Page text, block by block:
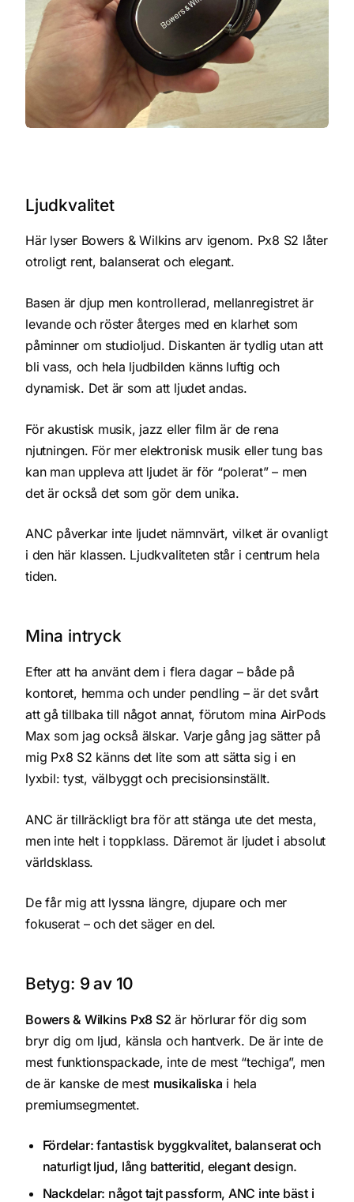
Ljudkvalitet
Här lyser Bowers & Wilkins arv igenom. Px8 S2 låter
otroligt rent, balanserat och elegant.
Basen är djup men kontrollerad, mellanregistret är
levande och röster återges med en klarhet som
påminner om studioljud. Diskanten är tydlig utan att
bli vass, och hela ljudbilden känns luftig och
dynamisk. Det är som att ljudet andas.
För akustisk musik, jazz eller film är de rena
njutningen. För mer elektronisk musik eller tung bas
kan man uppleva att ljudet är för “polerat” – men
det är också det som gör dem unika.
ANC påverkar inte ljudet nämnvärt, vilket är ovanligt
i den här klassen. Ljudkvaliteten står i centrum hela
tiden.
Mina intryck
Efter att ha använt dem i flera dagar – både på
kontoret, hemma och under pendling – är det svårt
att gå tillbaka till något annat, förutom mina AirPods
Max som jag också älskar. Varje gång jag sätter på
mig Px8 S2 känns det lite som att sätta sig i en
lyxbil: tyst, välbyggt och precisionsinställt.
ANC är tillräckligt bra för att stänga ute det mesta,
men inte helt i toppklass. Däremot är ljudet i absolut
världsklass.
De får mig att lyssna längre, djupare och mer
fokuserat – och det säger en del.
Betyg: 9 av 10
Bowers & Wilkins Px8 S2 är hörlurar för dig som
bryr dig om ljud, känsla och hantverk. De är inte de
mest funktionspackade, inte de mest “techiga”, men
de är kanske de mest musikaliska i hela
premiumsegmentet.
Fördelar: fantastisk byggkvalitet, balanserat och
naturligt ljud, lång batteritid, elegant design.
Nackdelar: något tajt passform, ANC inte bäst i